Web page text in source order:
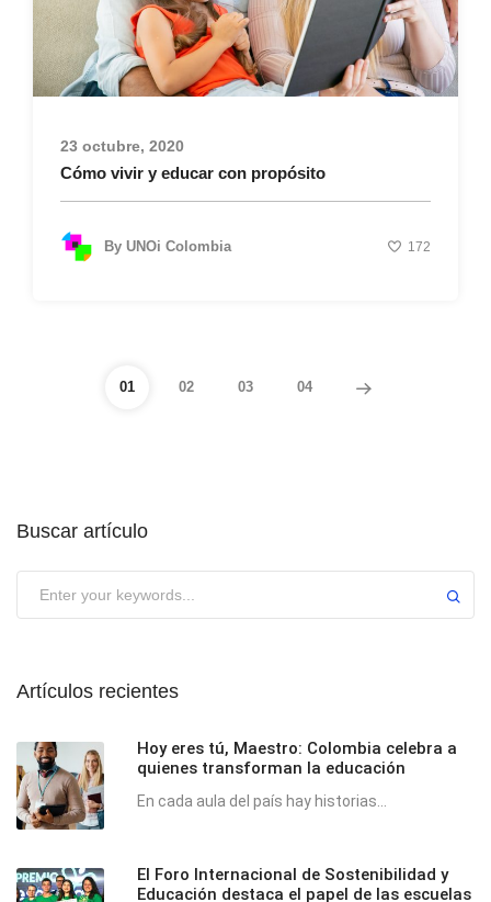
23 octubre, 2020
Cómo vivir y educar con propósito
By UNOi Colombia 172
01 02 03 04
Buscar artículo
Artículos recientes
Hoy eres tú, Maestro: Colombia celebra a
quienes transforman la educación
En cada aula del país hay historias...
El Foro Internacional de Sostenibilidad y
Educación destaca el papel de las escuelas